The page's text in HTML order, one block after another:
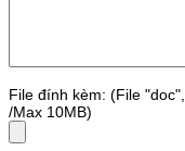
File đính kèm: (File
/Max 10MB)